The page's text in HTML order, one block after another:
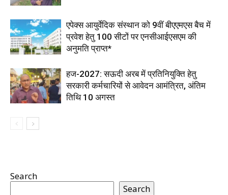
एपेक्स आयुर्वेदिक संस्थान को 9वीं बीएएमएस बैच में
प्रवेश हेतु 100 सीटों पर एनसीआईएसएम की
अनुमति प्राप्त*
हज-2027: सऊदी अरब में प्रतिनियुक्ति हेतु
सरकारी कर्मचारियों से आवेदन आमंत्रित, अंतिम
तिथि 10 अगस्त
Search
Search